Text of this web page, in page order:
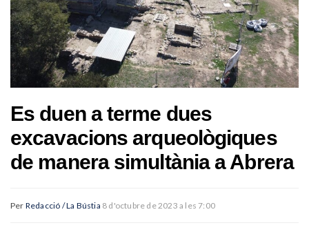
Es duen a terme dues
excavacions arqueològiques
de manera simultània a Abrera
Per Redacció / La Bústia 8 d'octubre de 2023 a les 7:00